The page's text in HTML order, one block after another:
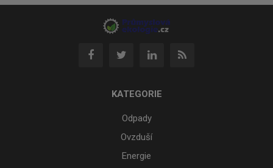
KATEGORIE
Odpady
Ovzduší
Energie